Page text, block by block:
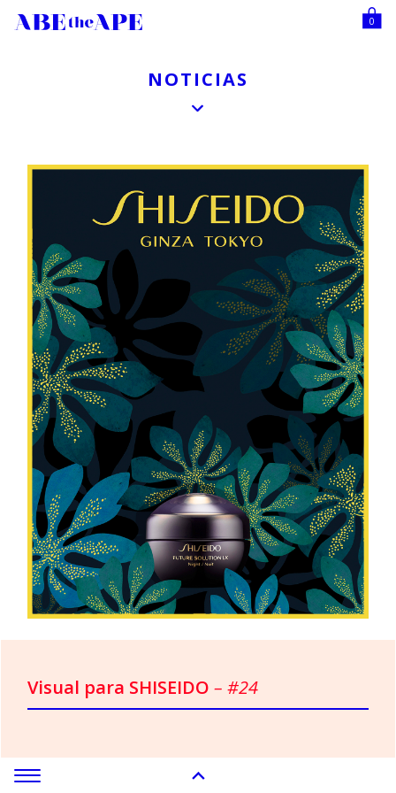
0
NOTICIAS
Visual para SHISEIDO – #24